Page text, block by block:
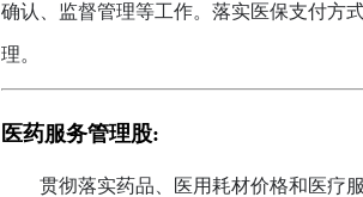
确认、监督管理等工作。落实医保支付方
理。
医药服务管理股:
贯彻落实药品、医用耗材价格和医疗